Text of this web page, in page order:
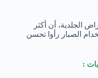
الجلدية، أن أكثر
الصبار رأوا تحسن